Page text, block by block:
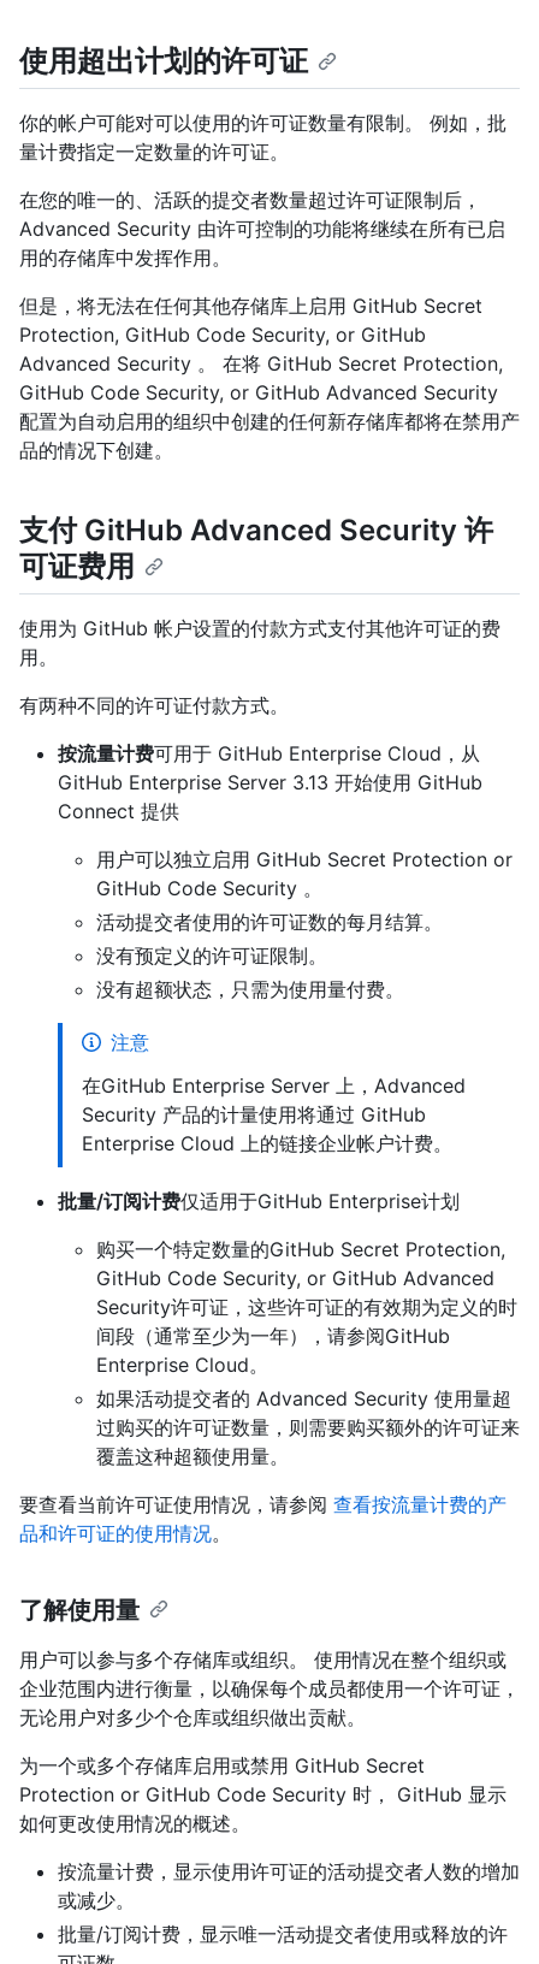
使用超出计划的许可证
你的帐户可能对可以使用的许可证数量有限制。 例如，批
量计费指定一定数量的许可证。
在您的唯一的、活跃的提交者数量超过许可证限制后，
Advanced Security 由许可控制的功能将继续在所有已启
用的存储库中发挥作用。
但是，将无法在任何其他存储库上启用 GitHub Secret
Protection, GitHub Code Security, or GitHub
Advanced Security 。 在将 GitHub Secret Protection,
GitHub Code Security, or GitHub Advanced Security
配置为自动启用的组织中创建的任何新存储库都将在禁用产
品的情况下创建。
支付 GitHub Advanced Security 许
可证费用
使用为 GitHub 帐户设置的付款方式支付其他许可证的费
用。
有两种不同的许可证付款方式。
按流量计费可用于 GitHub Enterprise Cloud，从
GitHub Enterprise Server 3.13 开始使用 GitHub
Connect 提供
用户可以独立启用 GitHub Secret Protection or
GitHub Code Security 。
活动提交者使用的许可证数的每月结算。
没有预定义的许可证限制。
没有超额状态，只需为使用量付费。
注意
在GitHub Enterprise Server 上，Advanced
Security 产品的计量使用将通过 GitHub
Enterprise Cloud 上的链接企业帐户计费。
批量/订阅计费仅适用于GitHub Enterprise计划
购买一个特定数量的GitHub Secret Protection,
GitHub Code Security, or GitHub Advanced
Security许可证，这些许可证的有效期为定义的时
间段（通常至少为一年），请参阅GitHub
Enterprise Cloud。
如果活动提交者的 Advanced Security 使用量超
过购买的许可证数量，则需要购买额外的许可证来
覆盖这种超额使用量。
要查看当前许可证使用情况，请参阅 查看按流量计费的产
品和许可证的使用情况。
了解使用量
用户可以参与多个存储库或组织。 使用情况在整个组织或
企业范围内进行衡量，以确保每个成员都使用一个许可证，
无论用户对多少个仓库或组织做出贡献。
为一个或多个存储库启用或禁用 GitHub Secret
Protection or GitHub Code Security 时， GitHub 显示
如何更改使用情况的概述。
按流量计费，显示使用许可证的活动提交者人数的增加
或减少。
批量/订阅计费，显示唯一活动提交者使用或释放的许